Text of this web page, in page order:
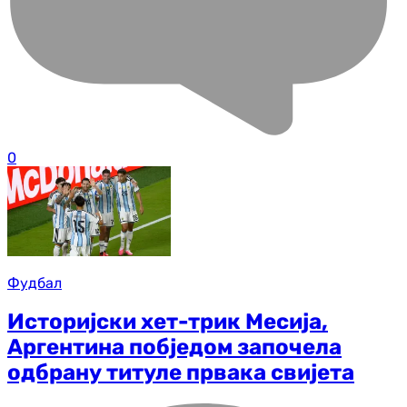
0
Фудбал
Историјски хет-трик Месија,
Аргентина побједом започела
одбрану титуле првака свијета